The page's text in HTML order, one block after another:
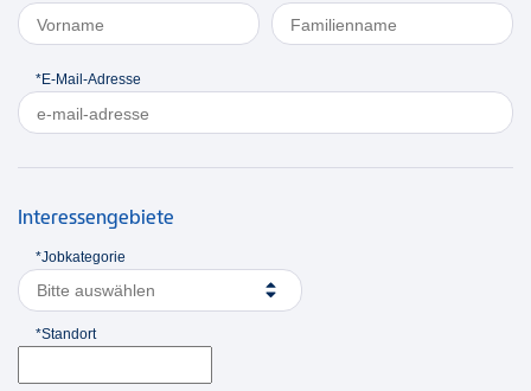
*E-Mail-Adresse
Interessengebiete
*Jobkategorie
Bitte auswählen
*Standort